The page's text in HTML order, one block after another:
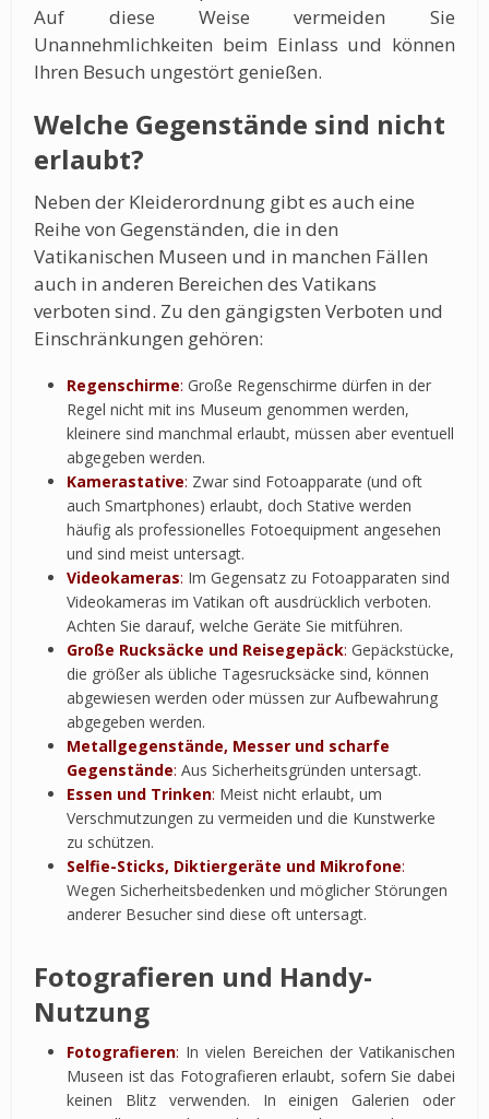
Auf diese Weise vermeiden Sie
Unannehmlichkeiten beim Einlass und können
Ihren Besuch ungestört genießen.
Welche Gegenstände sind nicht
erlaubt?
Neben der Kleiderordnung gibt es auch eine
Reihe von Gegenständen, die in den
Vatikanischen Museen und in manchen Fällen
auch in anderen Bereichen des Vatikans
verboten sind. Zu den gängigsten Verboten und
Einschränkungen gehören:
Regenschirme: Große Regenschirme dürfen in der
Regel nicht mit ins Museum genommen werden,
kleinere sind manchmal erlaubt, müssen aber eventuell
abgegeben werden.
Kamerastative: Zwar sind Fotoapparate (und oft
auch Smartphones) erlaubt, doch Stative werden
häufig als professionelles Fotoequipment angesehen
und sind meist untersagt.
Videokameras: Im Gegensatz zu Fotoapparaten sind
Videokameras im Vatikan oft ausdrücklich verboten.
Achten Sie darauf, welche Geräte Sie mitführen.
Große Rucksäcke und Reisegepäck: Gepäckstücke,
die größer als übliche Tagesrucksäcke sind, können
abgewiesen werden oder müssen zur Aufbewahrung
abgegeben werden.
Metallgegenstände, Messer und scharfe
Gegenstände: Aus Sicherheitsgründen untersagt.
Essen und Trinken: Meist nicht erlaubt, um
Verschmutzungen zu vermeiden und die Kunstwerke
zu schützen.
Selfie-Sticks, Diktiergeräte und Mikrofone:
Wegen Sicherheitsbedenken und möglicher Störungen
anderer Besucher sind diese oft untersagt.
Fotografieren und Handy-
Nutzung
Fotografieren: In vielen Bereichen der Vatikanischen
Museen ist das Fotografieren erlaubt, sofern Sie dabei
keinen Blitz verwenden. In einigen Galerien oder